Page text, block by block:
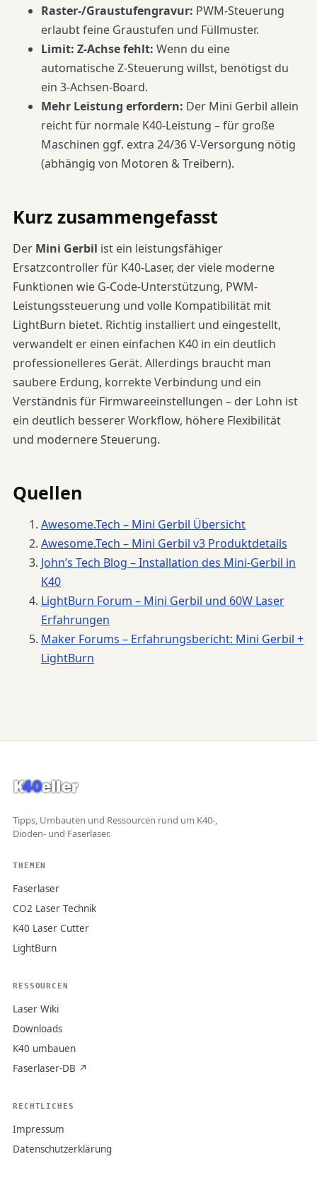
Raster-/Graustufengravur: PWM-Steuerung
erlaubt feine Graustufen und Füllmuster.
Limit: Z-Achse fehlt: Wenn du eine
automatische Z-Steuerung willst, benötigst du
ein 3-Achsen-Board.
Mehr Leistung erfordern: Der Mini Gerbil allein
reicht für normale K40-Leistung – für große
Maschinen ggf. extra 24/36 V-Versorgung nötig
(abhängig von Motoren & Treibern).
Kurz zusammengefasst
Der Mini Gerbil ist ein leistungsfähiger
Ersatzcontroller für K40-Laser, der viele moderne
Funktionen wie G-Code-Unterstützung, PWM-
Leistungssteuerung und volle Kompatibilität mit
LightBurn bietet. Richtig installiert und eingestellt,
verwandelt er einen einfachen K40 in ein deutlich
professionelleres Gerät. Allerdings braucht man
saubere Erdung, korrekte Verbindung und ein
Verständnis für Firmwareeinstellungen – der Lohn ist
ein deutlich besserer Workflow, höhere Flexibilität
und modernere Steuerung.
Quellen
Awesome.Tech – Mini Gerbil Übersicht
Awesome.Tech – Mini Gerbil v3 Produktdetails
John’s Tech Blog – Installation des Mini-Gerbil in
K40
LightBurn Forum – Mini Gerbil und 60W Laser
Erfahrungen
Maker Forums – Erfahrungsbericht: Mini Gerbil +
LightBurn
Tipps, Umbauten und Ressourcen rund um K40-,
Dioden- und Faserlaser.
THEMEN
Faserlaser
CO2 Laser Technik
K40 Laser Cutter
LightBurn
RESSOURCEN
Laser Wiki
Downloads
K40 umbauen
Faserlaser-DB ↗
RECHTLICHES
Impressum
Datenschutzerklärung